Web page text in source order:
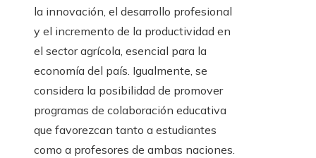
la innovación, el desarrollo profesional
y el incremento de la productividad en
el sector agrícola, esencial para la
economía del país. Igualmente, se
considera la posibilidad de promover
programas de colaboración educativa
que favorezcan tanto a estudiantes
como a profesores de ambas naciones.